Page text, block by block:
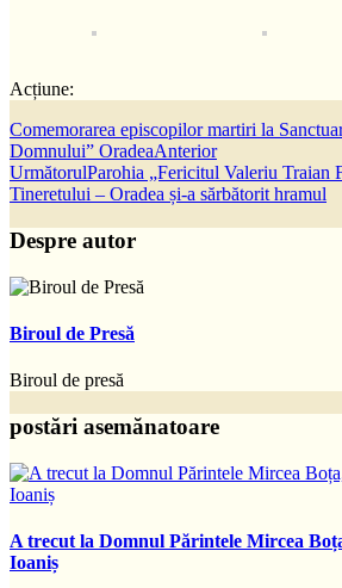
Acțiune:
Comemorarea episcopilor martiri la
Domnului” OradeaAnterior
UrmătorulParohia „Fericitul Valeriu Traian
Tineretului – Oradea și-a sărbătorit hramul
Despre autor
Biroul de Presă
Biroul de presă
postări asemănatoare
A trecut la Domnul Părintele Mircea
Ioaniș